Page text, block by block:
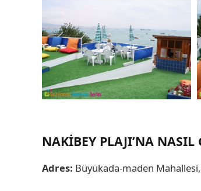
NAKIBEY PLAJI’NA NASIL
Adres: Büyükada-maden Mahallesi,